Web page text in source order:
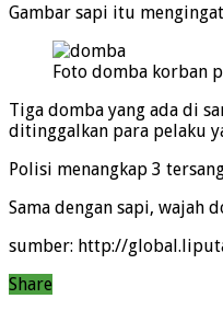
Gambar sapi itu
Foto domba korban
Tiga domba yang ada di
ditinggalkan para pelaku
Polisi menangkap 3
Sama dengan sapi, wajah
sumber: http://
Share